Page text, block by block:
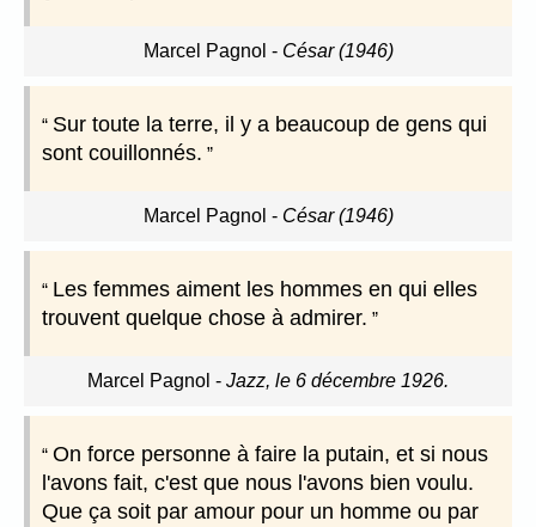
Marcel Pagnol - César (1946)
Sur toute la terre, il y a beaucoup de gens qui
sont couillonnés.
Marcel Pagnol - César (1946)
Les femmes aiment les hommes en qui elles
trouvent quelque chose à admirer.
Marcel Pagnol - Jazz, le 6 décembre 1926.
On force personne à faire la putain, et si nous
l'avons fait, c'est que nous l'avons bien voulu.
Que ça soit par amour pour un homme ou par